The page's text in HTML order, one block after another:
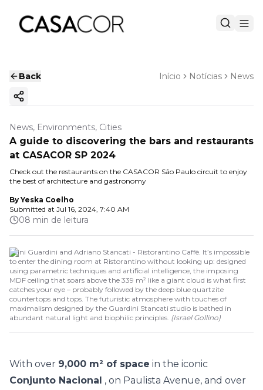
Back Início Notícias News
Copy ink
News, Environments, Cities
A guide to discovering the bars and restaurants
at CASACOR SP 2024
Check out the restaurants on the CASACOR São Paulo circuit to enjoy
the best of architecture and gastronomy
By Yeska Coelho
Submitted at Jul 16, 2024, 7:40 AM
08 min de leitura
Dani Guardini and Adriano Stancati - Ristorantino Caffè. It’s impossible
to enter the dining room at Ristorantino without looking up: designed
using parametric techniques and artificial intelligence, the imposing
MDF ceiling that soars above the 339 m² like a giant cloud is what first
catches your eye – probably followed by the deep blue quartzite
countertops and tops. The futuristic atmosphere with touches of
maximalism designed by the Guardini Stancati studio is bathed in
abundant natural light and biophilic principles. (Israel Gollino)
With over 9,000 m² of space in the iconic
Conjunto Nacional , on Paulista Avenue, and over